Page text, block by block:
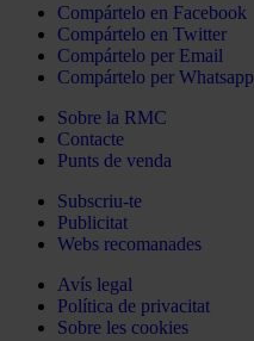
Compártelo en Facebook
Compártelo en Twitter
Compártelo per Email
Compártelo per Whatsapp
Sobre la RMC
Contacte
Punts de venda
Subscriu-te
Publicitat
Webs recomanades
Avís legal
Política de privacitat
Sobre les cookies